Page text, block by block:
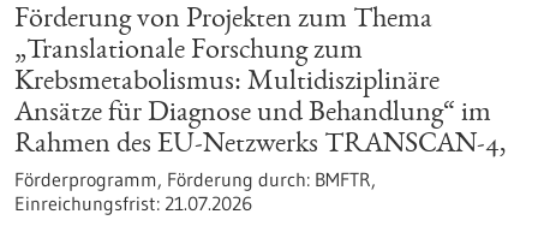
Förderung von Projekten zum Thema
„Translationale Forschung zum
Krebsmetabolismus: Multidisziplinäre
Ansätze für Diagnose und Behandlung“ im
Rahmen des EU-Netzwerks TRANSCAN-4,
Förderprogramm, Förderung durch: BMFTR,
Einreichungsfrist: 21.07.2026